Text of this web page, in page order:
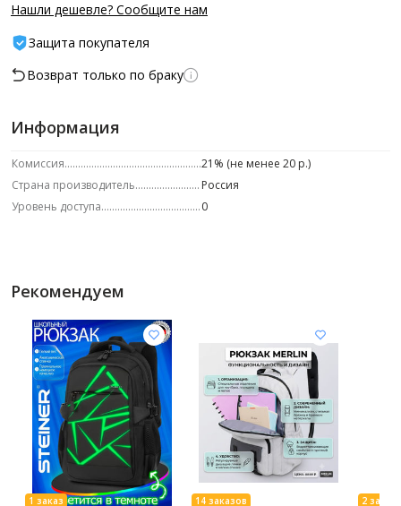
Нашли дешевле? Сообщите нам
Защита покупателя
Возврат только по браку
Информация
Комиссия
21% (не менее 20 р.)
Страна производитель
Россия
Уровень доступа
0
Рекомендуем